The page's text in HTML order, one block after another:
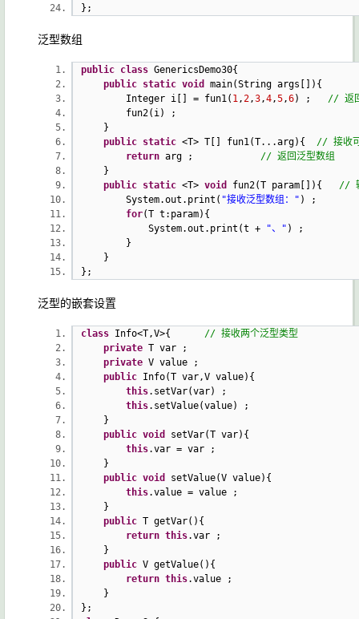
};
泛型数组
public class GenericsDemo30{
public static void
main(String args[]){
Integer i[] = fun1( 1,2,3,4,5,6) ; // 返
fun2(i) ;
}
public static <T> T[] fun1(T...arg){ // 接收
return arg ; // 返回泛型数组
}
public static <T> void fun2(T param[]){ //
System.out.print( "接收泛型数组：" ) ;
for(T t:param){
System.out.print(t +
"、" ) ;
}
}
};
泛型的嵌套设置
class Info<T,V>{ // 接收两个泛型类型
private T var ;
private V value ;
public Info(T var,V value){
this.setVar(var) ;
this.setValue(value) ;
}
public void
setVar(T var){
this.var = var ;
}
public void
setValue(V value){
this.value = value ;
}
public T getVar(){
return this.var ;
}
public V getValue(){
return this.value ;
}
};